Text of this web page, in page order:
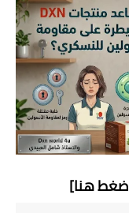
هنا]